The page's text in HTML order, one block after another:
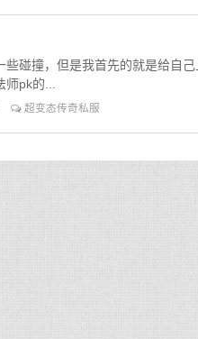
碰撞，但是我首先的就是给自
pk的...
超变态传奇私服